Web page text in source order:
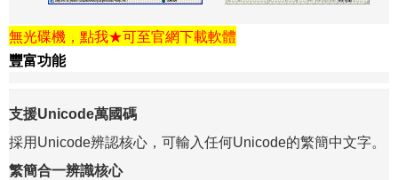
無光碟機，點我★可至官網下載軟體
豐富功能
支援Unicode萬國碼
採用Unicode辨認核心，可輸入任何Unicode的繁簡中文字。
繁簡合一辨識核心